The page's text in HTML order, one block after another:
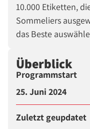
10.000 Etiketten,
Sommeliers
das Beste
Überblick
Programmstart
25. Juni 2024
Zuletzt geupdatet